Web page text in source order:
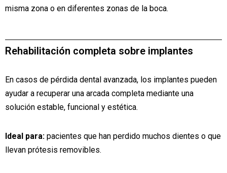
misma zona o en diferentes zonas de la boca.
Rehabilitación completa sobre implantes
En casos de pérdida dental avanzada, los implantes pueden
ayudar a recuperar una arcada completa mediante una
solución estable, funcional y estética.
Ideal para: pacientes que han perdido muchos dientes o que
llevan prótesis removibles.